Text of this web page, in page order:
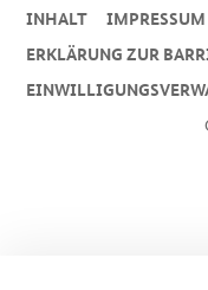
INHALT IMPRESSUM
ERKLÄRUNG ZUR